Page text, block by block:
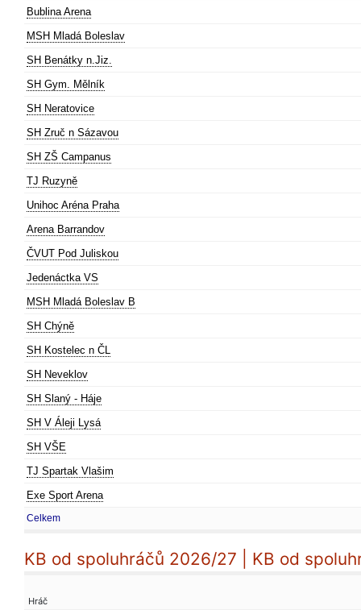
Bublina Arena
MSH Mladá Boleslav
SH Benátky n.Jiz.
SH Gym. Mělník
SH Neratovice
SH Zruč n Sázavou
SH ZŠ Campanus
TJ Ruzyně
Unihoc Aréna Praha
Arena Barrandov
ČVUT Pod Juliskou
Jedenáctka VS
MSH Mladá Boleslav B
SH Chýně
SH Kostelec n ČL
SH Neveklov
SH Slaný - Háje
SH V Áleji Lysá
SH VŠE
TJ Spartak Vlašim
Exe Sport Arena
Celkem
KB od spoluhráčů 2026/27 | KB od
Hráč